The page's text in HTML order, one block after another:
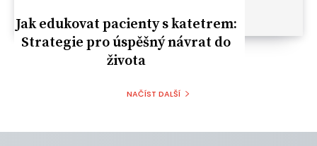
Jak edukovat pacienty s katetrem:
Strategie pro úspěšný návrat do
života
NAČÍST DALŠÍ